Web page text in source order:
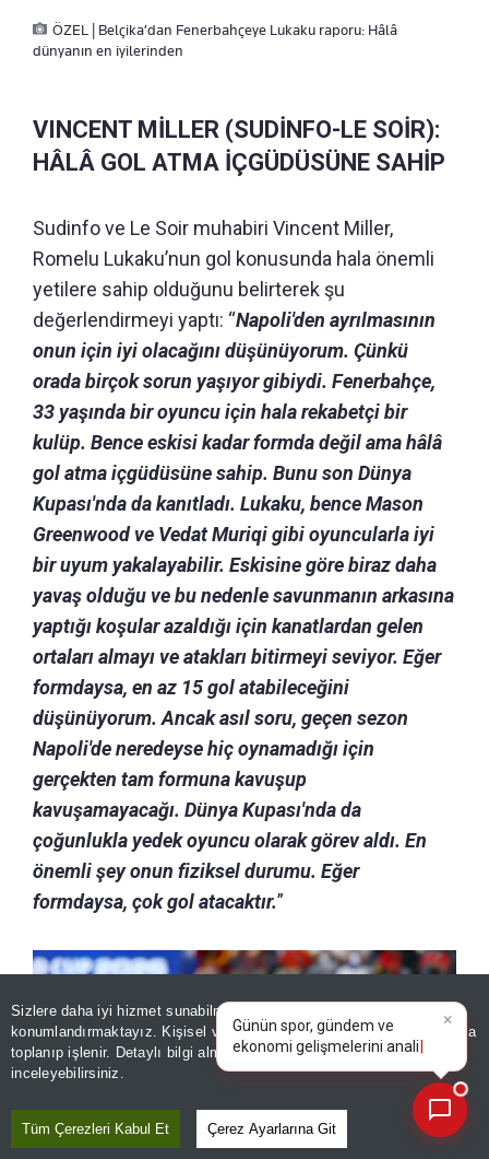
Sizlere daha iyi hizmet sunabilmek adına sitemizde
konumlandırmaktayız. Kişisel verileriniz, KVKK ve GDPR kapsamında
toplanıp işlenir. Detaylı bilgi almak içinAydınlatma Metnimizi
inceleyebilirsiniz.
Tüm Çerezleri Kabul Et Çerez Ayarlarına Git
ÖZEL | Belçika’dan Fenerbahçeye Lukaku raporu: Hâlâ
dünyanın en iyilerinden
VINCENT MİLLER (SUDİNFO-LE SOİR):
HÂLÂ GOL ATMA İÇGÜDÜSÜNE SAHİP
Sudinfo ve Le Soir muhabiri Vincent Miller,
Romelu Lukaku’nun gol konusunda hala önemli
yetilere sahip olduğunu belirterek şu
değerlendirmeyi yaptı: “Napoli'den ayrılmasının
onun için iyi olacağını düşünüyorum. Çünkü
orada birçok sorun yaşıyor gibiydi. Fenerbahçe,
33 yaşında bir oyuncu için hala rekabetçi bir
kulüp. Bence eskisi kadar formda değil ama hâlâ
gol atma içgüdüsüne sahip. Bunu son Dünya
Kupası'nda da kanıtladı. Lukaku, bence Mason
Greenwood ve Vedat Muriqi gibi oyuncularla iyi
bir uyum yakalayabilir. Eskisine göre biraz daha
yavaş olduğu ve bu nedenle savunmanın arkasına
yaptığı koşular azaldığı için kanatlardan gelen
ortaları almayı ve atakları bitirmeyi seviyor. Eğer
formdaysa, en az 15 gol atabileceğini
düşünüyorum. Ancak asıl soru, geçen sezon
Napoli'de neredeyse hiç oynamadığı için
gerçekten tam formuna kavuşup
kavuşamayacağı. Dünya Kupası'nda da
çoğunlukla yedek oyuncu olarak görev aldı. En
önemli şey onun fiziksel durumu. Eğer
formdaysa, çok gol atacaktır.”
×
Günün spor, gündem ve
ekonomi gelişmelerini analiz
edin!